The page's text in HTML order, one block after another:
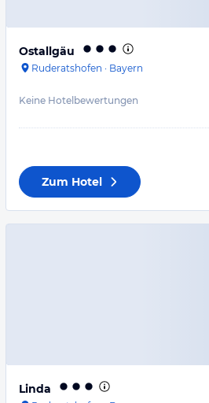
Ostallgäu
Ruderatshofen · Bayern
Keine Hotelbewertungen
Zum Hotel
Linda